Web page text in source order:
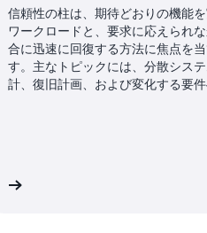
信頼性の柱は、期待どおりの機能
ワークロードと、要求に応えられ
合に迅速に回復する方法に焦点を
す。主なトピックには、分散シス
計、復旧計画、および変化する要